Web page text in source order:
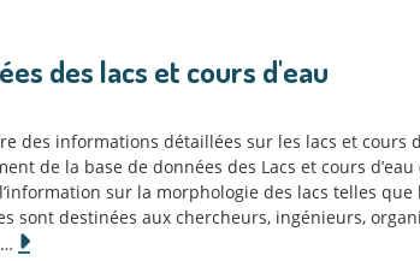
des lacs et cours d'eau
des informations détaillées sur les lacs et
de la base de données des Lacs et cours
sur la morphologie des lacs telles
sont destinées aux chercheurs, ingénieurs,
…